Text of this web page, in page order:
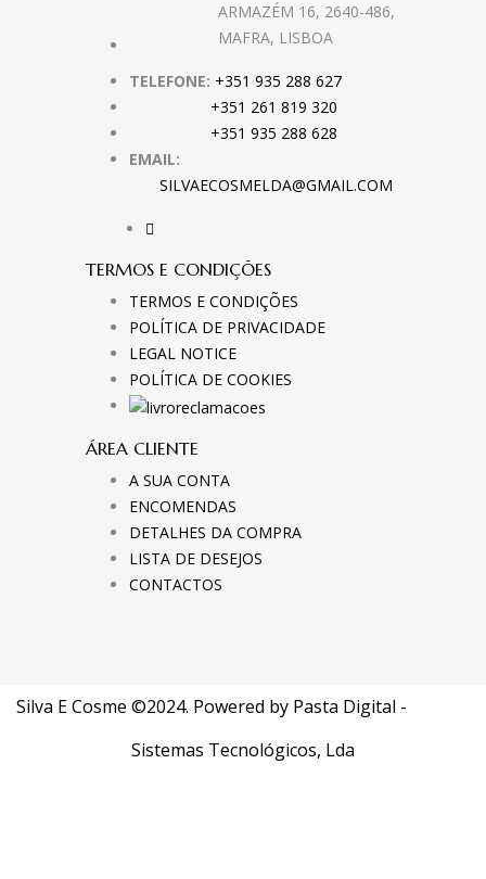
ARMAZÉM 16, 2640-486,
MAFRA, LISBOA
TELEFONE: +351 935 288 627
+351 261 819 320
+351 935 288 628
EMAIL:
SILVAECOSMELDA@GMAIL.COM
TERMOS E CONDIÇÕES
TERMOS E CONDIÇÕES
POLÍTICA DE PRIVACIDADE
LEGAL NOTICE
POLÍTICA DE COOKIES
ÁREA CLIENTE
A SUA CONTA
ENCOMENDAS
DETALHES DA COMPRA
LISTA DE DESEJOS
CONTACTOS
Silva E Cosme ©2024. Powered by Pasta Digital -
Sistemas Tecnológicos, Lda